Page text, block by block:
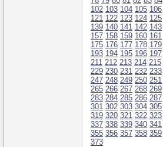
102 103 104 105 106
121 122 123 124 125
139 140 141 142 143
157 158 159 160 161
175 176 177 178 179
193 194 195 196 197
211 212 213 214 215
229 230 231 232 233
247 248 249 250 251
265 266 267 268 269
283 284 285 286 287
301 302 303 304 305
319 320 321 322 323
337 338 339 340 341
355 356 357 358 359
373